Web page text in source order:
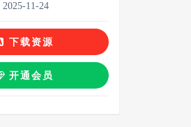
2025-11-24
下载资源
开通会员